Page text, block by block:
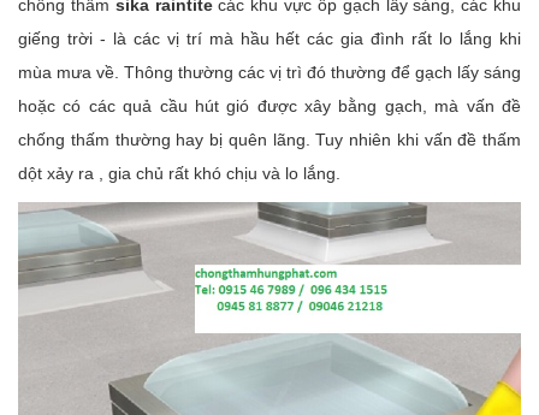
chống thấm sika raintite các khu vực ốp gạch lấy sáng, các khu
giếng trời - là các vị trí mà hầu hết các gia đình rất lo lắng khi
mùa mưa về. Thông thường các vị trì đó thường để gạch lấy sáng
hoặc có các quả cầu hút gió được xây bằng gạch, mà vấn đề
chống thấm thường hay bị quên lãng. Tuy nhiên khi vấn đề thấm
dột xảy ra , gia chủ rất khó chịu và lo lắng.